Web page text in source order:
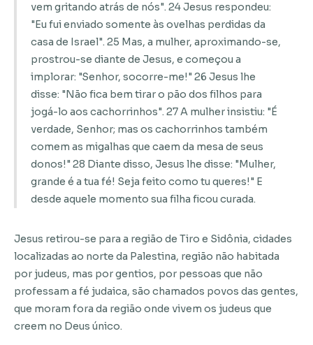
vem gritando atrás de nós". 24 Jesus respondeu:
"Eu fui enviado somente às ovelhas perdidas da
casa de Israel". 25 Mas, a mulher, aproximando-se,
prostrou-se diante de Jesus, e começou a
implorar: "Senhor, socorre-me!" 26 Jesus lhe
disse: "Não fica bem tirar o pão dos filhos para
jogá-lo aos cachorrinhos". 27 A mulher insistiu: "É
verdade, Senhor; mas os cachorrinhos também
comem as migalhas que caem da mesa de seus
donos!" 28 Diante disso, Jesus lhe disse: "Mulher,
grande é a tua fé! Seja feito como tu queres!" E
desde aquele momento sua filha ficou curada.
Jesus retirou-se para a região de Tiro e Sidônia, cidades
localizadas ao norte da Palestina, região não habitada
por judeus, mas por gentios, por pessoas que não
professam a fé judaica, são chamados povos das gentes,
que moram fora da região onde vivem os judeus que
creem no Deus único.